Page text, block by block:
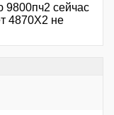
9800пч2 сейчас
4870Х2 не